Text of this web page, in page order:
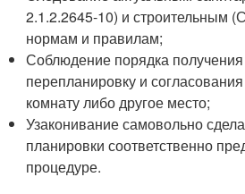
2.1.2.2645-10) и строительным
нормам и правилам;
Соблюдение порядка
перепланировку и
комнату либо другое место;
Узаконивание самовольно
планировки соответственно
процедуре.